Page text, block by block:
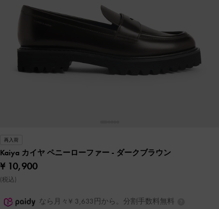
再入荷
Kaiya カイヤ ペニーローファー - ダークブラウン
¥ 10,900
(税込)
なら月々¥ 3,633円から。分割手数料無料